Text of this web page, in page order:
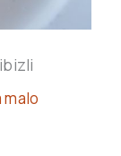
malo